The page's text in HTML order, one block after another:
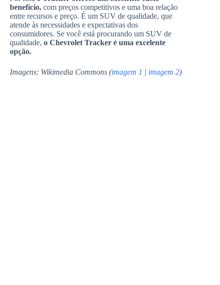
benefício, com preços competitivos e uma boa relação
entre recursos e preço. É um SUV de qualidade, que
atende às necessidades e expectativas dos
consumidores. Se você está procurando um SUV de
qualidade, o Chevrolet Tracker é uma excelente
opção.
Imagens: Wikimedia Commons (imagem 1 | imagem 2)